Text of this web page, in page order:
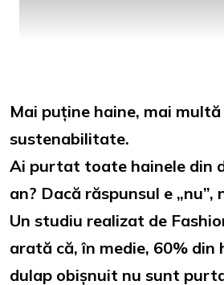
Mai puține haine, mai
sustenabilitate.
Ai purtat toate hainele din
an? Dacă răspunsul e „nu”,
Un studiu realizat de
arată că, în medie, 60% din
dulap obișnuit nu sunt